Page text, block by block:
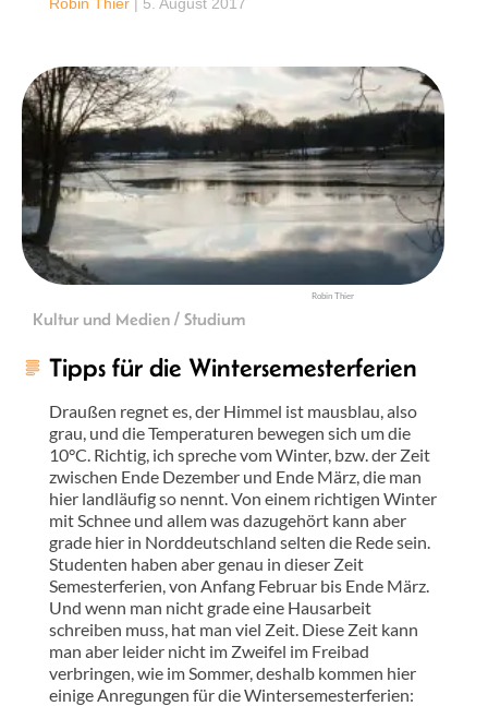
Robin Thier
Kultur und Medien / Studium
Tipps für die Wintersemesterferien
Draußen regnet es, der Himmel ist mausblau, also
grau, und die Temperaturen bewegen sich um die
10°C. Richtig, ich spreche vom Winter, bzw. der Zeit
zwischen Ende Dezember und Ende März, die man
hier landläufig so nennt. Von einem richtigen Winter
mit Schnee und allem was dazugehört kann aber
grade hier in Norddeutschland selten die Rede sein.
Studenten haben aber genau in dieser Zeit
Semesterferien, von Anfang Februar bis Ende März.
Und wenn man nicht grade eine Hausarbeit
schreiben muss, hat man viel Zeit. Diese Zeit kann
man aber leider nicht im Zweifel im Freibad
verbringen, wie im Sommer, deshalb kommen hier
einige Anregungen für die Wintersemesterferien: